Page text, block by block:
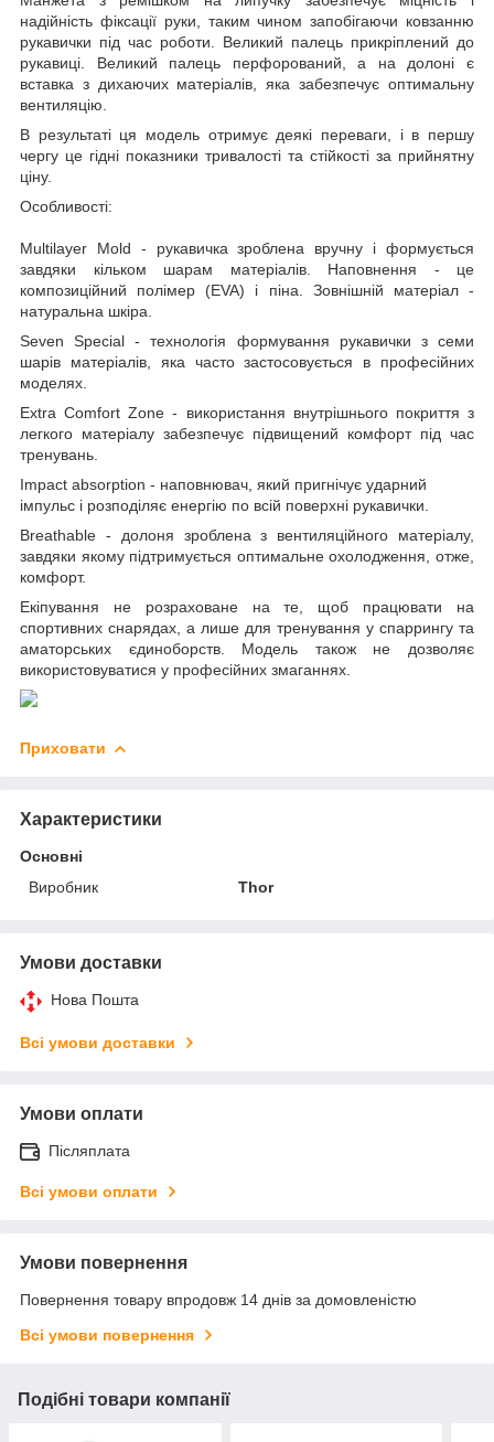
надійність фіксації руки, таким чином запобігаючи ковзанню
рукавички під час роботи. Великий палець прикріплений до
рукавиці. Великий палець перфорований, а на долоні є
вставка з дихаючих матеріалів, яка забезпечує оптимальну
вентиляцію.
В результаті ця модель отримує деякі переваги, і в першу
чергу це гідні показники тривалості та стійкості за прийнятну
ціну.
Особливості:
Multilayer Mold - рукавичка зроблена вручну і формується
завдяки кільком шарам матеріалів. Наповнення - це
композиційний полімер (EVA) і піна. Зовнішній матеріал -
натуральна шкіра.
Seven Special - технологія формування рукавички з семи
шарів матеріалів, яка часто застосовується в професійних
моделях.
Extra Comfort Zone - використання внутрішнього покриття з
легкого матеріалу забезпечує підвищений комфорт під час
тренувань.
Impact absorption - наповнювач, який пригнічує ударний
імпульс і розподіляє енергію по всій поверхні рукавички.
Breathable - долоня зроблена з вентиляційного матеріалу,
завдяки якому підтримується оптимальне охолодження, отже,
комфорт.
Екіпування не розраховане на те, щоб працювати на
спортивних снарядах, а лише для тренування у спаррингу та
аматорських єдиноборств. Модель також не дозволяє
використовуватися у професійних змаганнях.
Приховати
Характеристики
Основні
Виробник
Thor
Умови доставки
Нова Пошта
Всі умови доставки
Умови оплати
Післяплата
Всі умови оплати
Умови повернення
Повернення товару впродовж 14 днів за домовленістю
Всі умови повернення
Подібні товари компанії